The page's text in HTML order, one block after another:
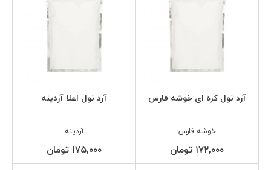
آرد نول کره ای خوشه فارس
خوشه فارس
۱۷۲,۰۰۰ تومان
آرد نول اعلا آردینه
آردینه
۱۷۵,۰۰۰ تومان